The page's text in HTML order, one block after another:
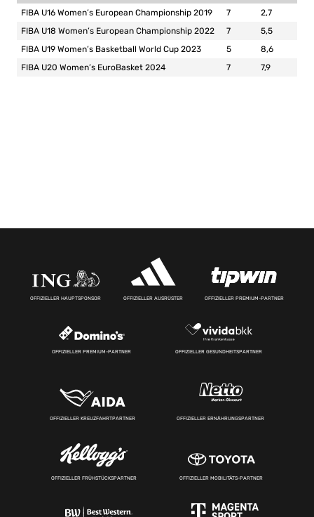
FIBA U16 Women’s European Championship 2019
7
2,7
FIBA U18 Women’s European Championship 2022
7
5,5
FIBA U19 Women’s Basketball World Cup 2023
5
8,6
FIBA U20 Women’s EuroBasket 2024
7 7,9
OFFIZIELLER HAUPTSPONSOR OFFIZIELLER AUSRÜSTER OFFIZIELLER PREMIUM-PARTNER
OFFIZIELLER PREMIUM-PARTNER OFFIZIELLER GESUNDHEITSPARTNER
OFFIZIELLER KREUZFAHRTPARTNER OFFIZIELLER ERNÄHRUNGSPARTNER
OFFIZIELLER FRÜHSTÜCKSPARTNER OFFIZIELLER MOBILITÄTS-PARTNER